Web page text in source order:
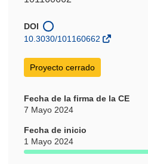
DOI
10.3030/101160662
Proyecto cerrado
Fecha de la firma de la CE
7 Mayo 2024
Fecha de inicio
1 Mayo 2024